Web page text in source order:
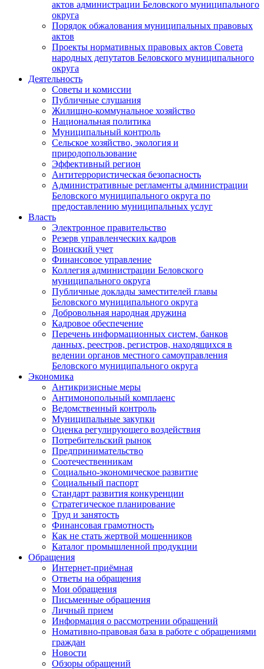
актов администрации Беловского муниципального
округа
Порядок обжалования муниципальных правовых
актов
Проекты нормативных правовых актов Совета
народных депутатов Беловского муниципального
округа
Деятельность
Советы и комиссии
Публичные слушания
Жилищно-коммунальное хозяйство
Национальная политика
Муниципальный контроль
Сельское хозяйство, экология и
природопользование
Эффективный регион
Антитеррористическая безопасность
Административные регламенты администрации
Беловского муниципального округа по
предоставлению муниципальных услуг
Власть
Электронное правительство
Резерв управленческих кадров
Воинский учет
Финансовое управление
Коллегия администрации Беловского
муниципального округа
Публичные доклады заместителей главы
Беловского муниципального округа
Добровольная народная дружина
Кадровое обеспечение
Перечень информационных систем, банков
данных, реестров, регистров, находящихся в
ведении органов местного самоуправления
Беловского муниципального округа
Экономика
Антикризисные меры
Антимонопольный комплаенс
Ведомственный контроль
Муниципальные закупки
Оценка регулирующего воздействия
Потребительский рынок
Предпринимательство
Соотечественникам
Социально-экономическое развитие
Социальный паспорт
Стандарт развития конкуренции
Стратегическое планирование
Труд и занятость
Финансовая грамотность
Как не стать жертвой мошенников
Каталог промышленной продукции
Обращения
Интернет-приёмная
Ответы на обращения
Мои обращения
Письменные обращения
Личный прием
Информация о рассмотрении обращений
Номативно-правовая база в работе с обращениями
граждан
Новости
Обзоры обращений